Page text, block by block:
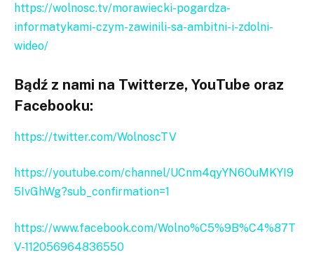
https://wolnosc.tv/morawiecki-pogardza-
informatykami-czym-zawinili-sa-ambitni-i-zdolni-
wideo/
Bądź z nami na Twitterze, YouTube oraz
Facebooku:
https://twitter.com/WolnoscTV
https://youtube.com/channel/UCnm4qyYN6OuMKYI9
5IvGhWg?sub_confirmation=1
https://www.facebook.com/Wolno%C5%9B%C4%87T
V-112056964836550